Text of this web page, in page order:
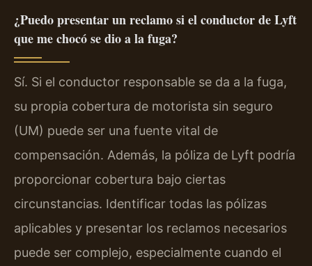
¿Puedo presentar un reclamo si el conductor de Lyft
que me chocó se dio a la fuga?
Sí. Si el conductor responsable se da a la fuga,
su propia cobertura de motorista sin seguro
(UM) puede ser una fuente vital de
compensación. Además, la póliza de Lyft podría
proporcionar cobertura bajo ciertas
circunstancias. Identificar todas las pólizas
aplicables y presentar los reclamos necesarios
puede ser complejo, especialmente cuando el